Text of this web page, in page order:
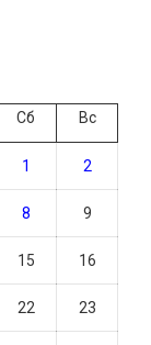
Сб Вс
1 2
8 9
15 16
22 23